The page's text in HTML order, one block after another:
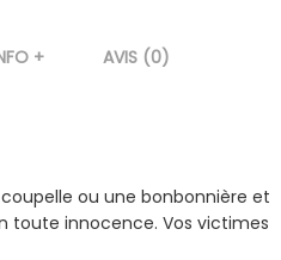
+ AVIS (0)
ou une bonbonnière et
toute innocence. Vos victimes